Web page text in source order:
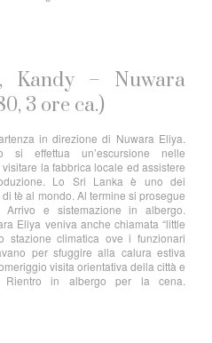
Kandy – Nuwara
3 ore ca.)
in direzione di Nuwara Eliya.
si effettua un’escursione nelle
la fabbrica locale ed assistere
Lo Sri Lanka è uno dei
tè al mondo. Al termine si prosegue
e sistemazione in albergo.
Eliya veniva anche chiamata “little
stazione climatica ove i funzionari
per sfuggire alla calura estiva
visita orientativa della città e
Rientro in albergo per la cena.